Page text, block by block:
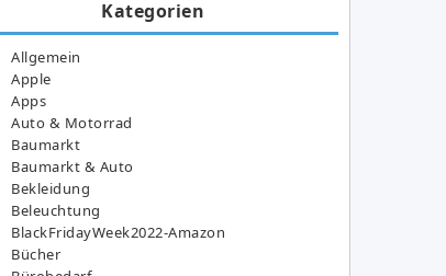
Kategorien
Allgemein
Apple
Apps
Auto & Motorrad
Baumarkt
Baumarkt & Auto
Bekleidung
Beleuchtung
BlackFridayWeek2022-Amazon
Bücher